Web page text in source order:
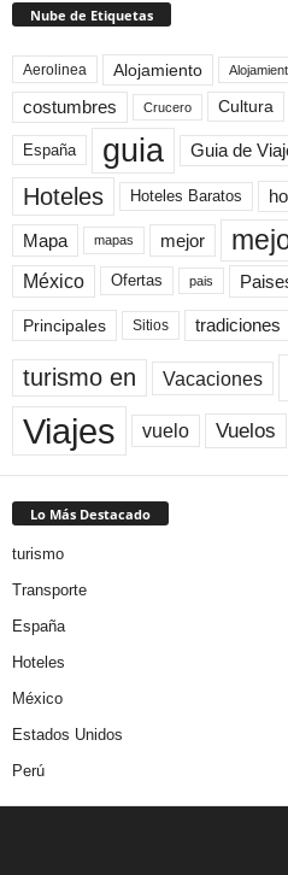
Nube de Etiquetas
Aerolinea Alojamiento
costumbres Crucero Cultura
España guia Guia de
Hoteles Hoteles Baratos
Mapa mapas mejor
México Ofertas pais
Principales Sitios tradiciones
turismo en Vacaciones
Viajes vuelo Vuelos
Lo Más Destacado
turismo
Transporte
España
Hoteles
México
Estados Unidos
Perú